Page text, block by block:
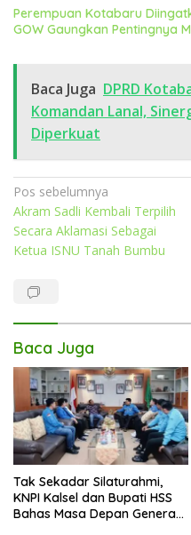
Perempuan Kotabaru
GOW Gaungkan Pentingnya
Baca Juga DPRD
Komandan Lanal,
Diperkuat
Navigasi
pos
Pos sebelumnya
Akram Sadli Kembali Terpilih
Secara Aklamasi Sebagai
Ketua ISNU Tanah Bumbu
Baca Juga
Tak Sekadar Silaturahmi,
KNPI Kalsel dan Bupati HSS
Bahas Masa Depan Generasi